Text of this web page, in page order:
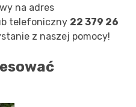
na adres
telefoniczny 22 379 26
z naszej pomocy!